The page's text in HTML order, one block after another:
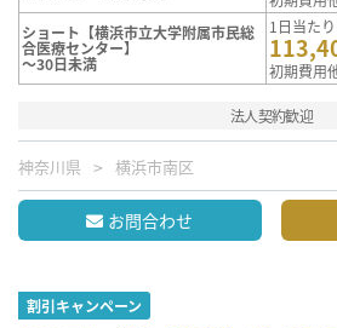
ショート【横浜市立大学附属市民総
合医療センター】
～30日未満
1日当た
初期費用
法人契約歓迎
神奈川県 横浜市南区
お問合わせ
割引キャンペーン